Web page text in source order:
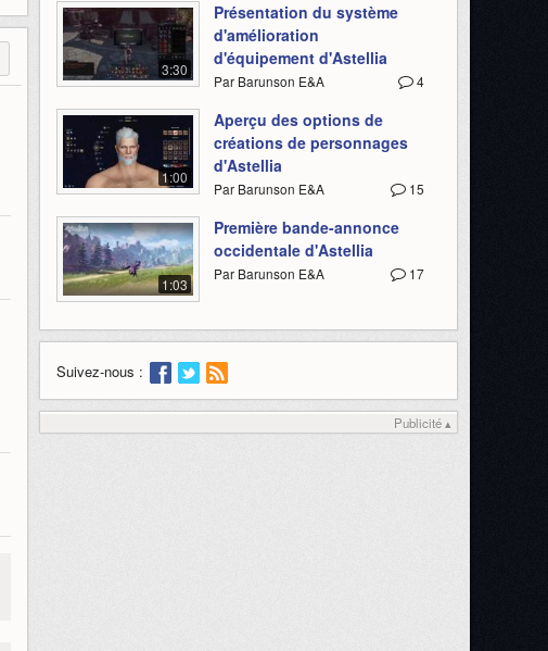
3:30
Présentation du système
d'amélioration
d'équipement d'Astellia
4
Par Barunson E&A
1:00
Aperçu des options de
créations de personnages
d'Astellia
15
Par Barunson E&A
1:03
Première bande-annonce
occidentale d'Astellia
17
Par Barunson E&A
Suivez-nous :
Publicité ▴